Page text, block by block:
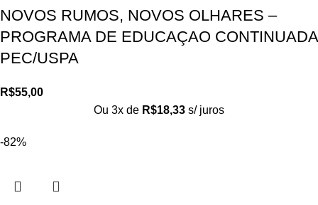
NOVOS RUMOS, NOVOS OLHARES –
PROGRAMA DE EDUCAÇAO CONTINUADA
PEC/USPA
R$55,00
Ou 3x de R$18,33 s/ juros
-82%